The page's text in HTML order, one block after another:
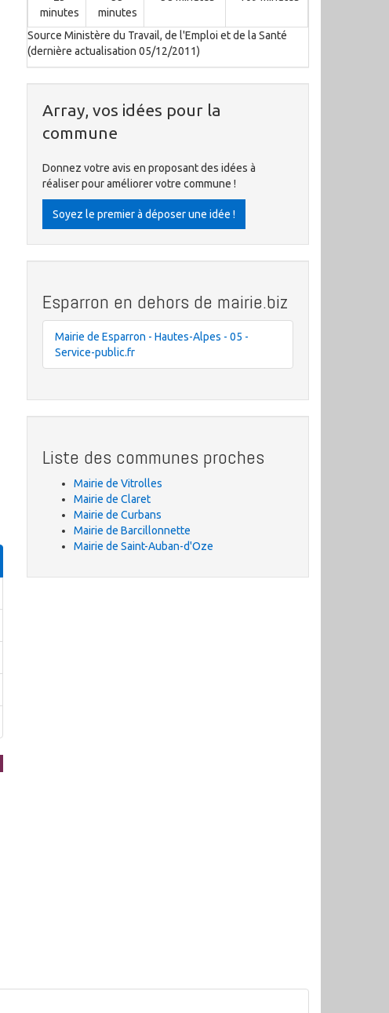
minutes
minutes
Source Ministère du Travail, de l'Emploi et de la Santé
(dernière actualisation 05/12/2011)
Array, vos idées pour la
commune
Donnez votre avis en proposant des idées à
réaliser pour améliorer votre commune !
Soyez le premier à déposer une idée !
Esparron en dehors de mairie.biz
Mairie de Esparron - Hautes-Alpes - 05 -
Service-public.fr
Liste des communes proches
Mairie de Vitrolles
Mairie de Claret
Mairie de Curbans
Mairie de Barcillonnette
Mairie de Saint-Auban-d'Oze